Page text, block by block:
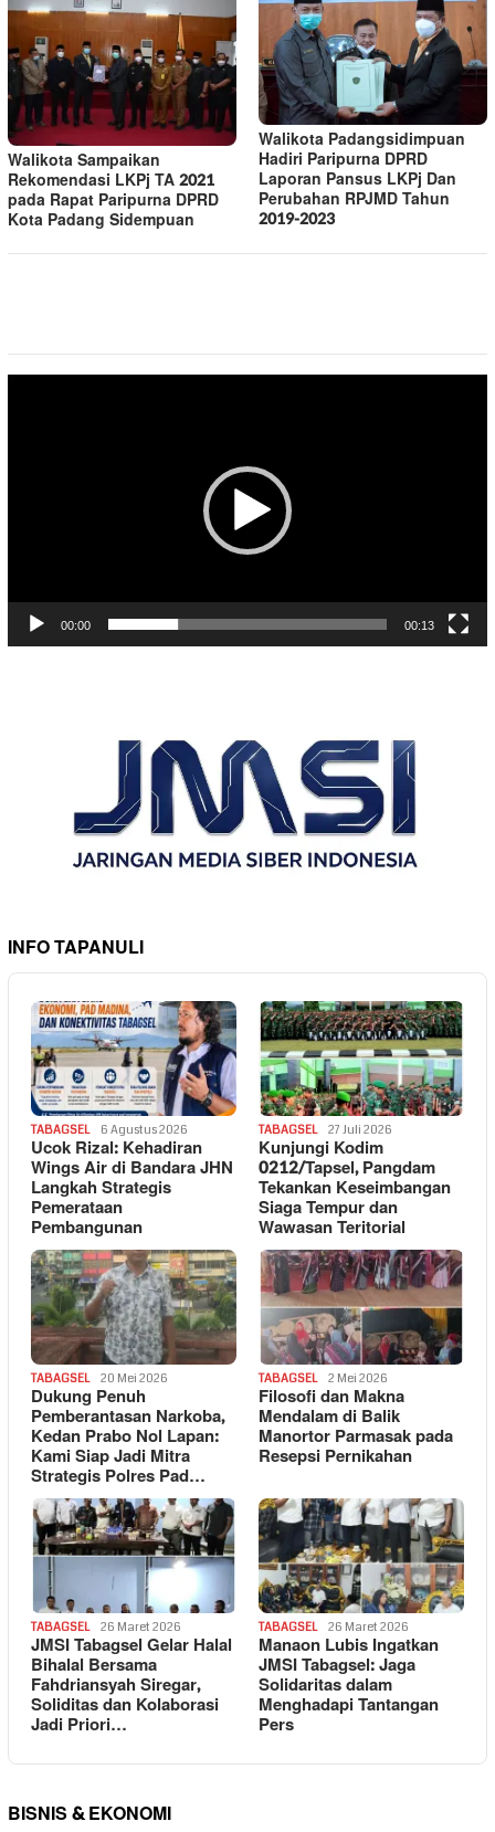
Walikota Sampaikan
Rekomendasi LKPj TA 2021
pada Rapat Paripurna DPRD
Kota Padang Sidempuan
Walikota Padangsidimpuan
Hadiri Paripurna DPRD
Laporan Pansus LKPj Dan
Perubahan RPJMD Tahun
2019-2023
00:00 00:13
INFO TAPANULI
TABAGSEL 6 Agustus 2026
Ucok Rizal: Kehadiran
Wings Air di Bandara JHN
Langkah Strategis
Pemerataan
Pembangunan
TABAGSEL 27 Juli 2026
Kunjungi Kodim
0212/Tapsel, Pangdam
Tekankan Keseimbangan
Siaga Tempur dan
Wawasan Teritorial
TABAGSEL 20 Mei 2026
Dukung Penuh
Pemberantasan Narkoba,
Kedan Prabo Nol Lapan:
Kami Siap Jadi Mitra
Strategis Polres Pad…
TABAGSEL 2 Mei 2026
Filosofi dan Makna
Mendalam di Balik
Manortor Parmasak pada
Resepsi Pernikahan
TABAGSEL 26 Maret 2026
JMSI Tabagsel Gelar Halal
Bihalal Bersama
Fahdriansyah Siregar,
Soliditas dan Kolaborasi
Jadi Priori…
TABAGSEL 26 Maret 2026
Manaon Lubis Ingatkan
JMSI Tabagsel: Jaga
Solidaritas dalam
Menghadapi Tantangan
Pers
BISNIS & EKONOMI